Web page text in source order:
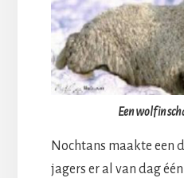
Een wolf in
Nochtans maakte een
jagers er al van dag